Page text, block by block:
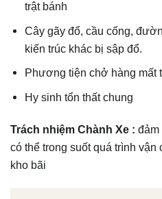
trật bánh
Cây gãy đổ, cầu cống,
kiến trúc khác bị sập đổ.
Phương tiện chở hàng mất
Hy sinh tổn thất chung
Trách nhiệm Chành Xe : đảm
có thể trong suốt quá trình
kho bãi